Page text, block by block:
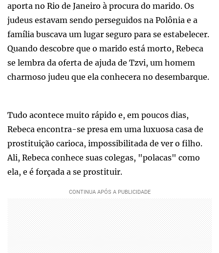
aporta no Rio de Janeiro à procura do marido. Os
judeus estavam sendo perseguidos na Polônia e a
família buscava um lugar seguro para se estabelecer.
Quando descobre que o marido está morto, Rebeca
se lembra da oferta de ajuda de Tzvi, um homem
charmoso judeu que ela conhecera no desembarque.
Tudo acontece muito rápido e, em poucos dias,
Rebeca encontra-se presa em uma luxuosa casa de
prostituição carioca, impossibilitada de ver o filho.
Ali, Rebeca conhece suas colegas, "polacas" como
ela, e é forçada a se prostituir.